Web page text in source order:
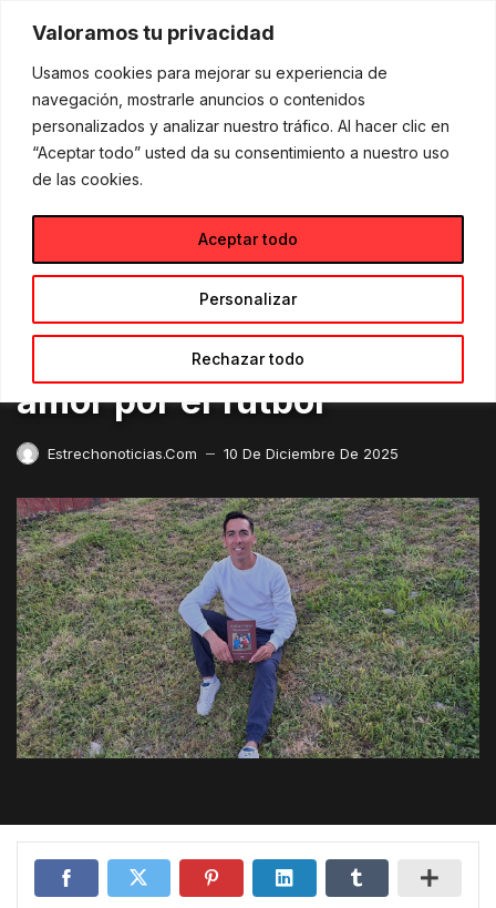
Valoramos tu privacidad
Usamos cookies para mejorar su experiencia de
navegación, mostrarle anuncios o contenidos
personalizados y analizar nuestro tráfico. Al hacer clic en
“Aceptar todo” usted da su consentimiento a nuestro uso
de las cookies.
Personalizar
Rechazar todo
Aceptar todo
content
Destacados Alfonso Eduardo Haros Haros emociona con una historia de vida que inspira perseverancia y amor por el fútbol
DESTACADOS
Alfonso Eduardo Haros
Haros emociona con una
historia de vida que
inspira perseverancia y
amor por el fútbol
Estrechonoticias.com — 10 De Diciembre De 2025